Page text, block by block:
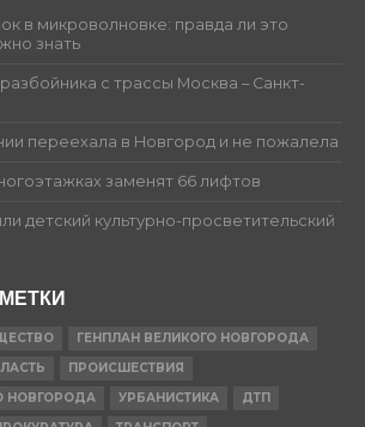
в микроволновке: правда ли это
знать
с трассы Москва – Санкт-
переехала в Новгород и не пожалела
заменят 66 лифтов
детский культурно-просветительский
ГЕНПЛАН ВЕЛИКОГО НОВГОРОДА
ПРОИСШЕСТВИЯ
НОВГОРОДА
УРБАНИСТИКА
ДТП